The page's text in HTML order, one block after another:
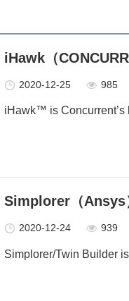
iHawk（
2020-12-25 985
iHawk™ is Concurrent’s
Simplorer（Ansys
2020-12-24 939
Simplorer/Twin Builder